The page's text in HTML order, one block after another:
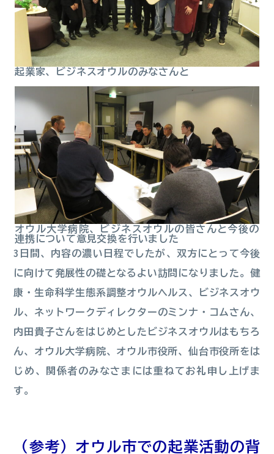
起業家、ビジネスオウルのみなさんと
オウル大学病院、ビジネスオウルの皆さんと今後の
連携について意見交換を行いました
3日間、内容の濃い日程でしたが、双方にとって今後
に向けて発展性の礎となるよい訪問になりました。健
康・生命科学生態系調整オウルヘルス、ビジネスオウ
ル、ネットワークディレクターのミンナ・コムさん、
内田貴子さんをはじめとしたビジネスオウルはもちろ
ん、オウル大学病院、オウル市役所、仙台市役所をは
じめ、関係者のみなさまには重ねてお礼申し上げま
す。
（参考）オウル市での起業活動の背